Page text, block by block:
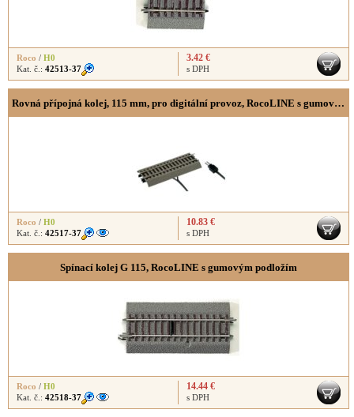
Roco / H0
Kat. č.: 42513-37
3.42 €
s DPH
Rovná přípojná kolej, 115 mm, pro digitální provoz, RocoLINE s gumovým podložím
Roco / H0
Kat. č.: 42517-37
10.83 €
s DPH
Spínací kolej G 115, RocoLINE s gumovým podložím
Roco / H0
Kat. č.: 42518-37
14.44 €
s DPH